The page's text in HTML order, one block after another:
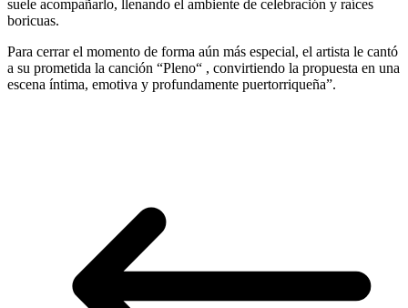
suele acompañarlo, llenando el ambiente de celebración y raíces
boricuas.
Para cerrar el momento de forma aún más especial, el artista le cantó
a su prometida la canción “Pleno“ , convirtiendo la propuesta en una
escena íntima, emotiva y profundamente puertorriqueña”.